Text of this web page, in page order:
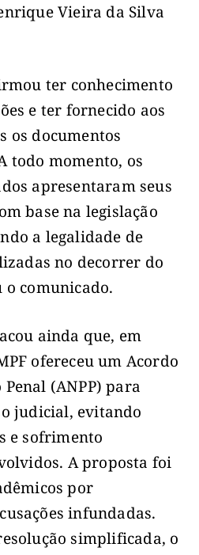
Vieira da Silva
ter conhecimento
e ter fornecido aos
os documentos
todo momento, os
apresentaram seus
base na legislação
a legalidade de
no decorrer do
comunicado.
ainda que, em
ofereceu um Acordo
Penal (ANPP) para
judicial, evitando
e sofrimento
A proposta foi
por
infundadas.
simplificada, o